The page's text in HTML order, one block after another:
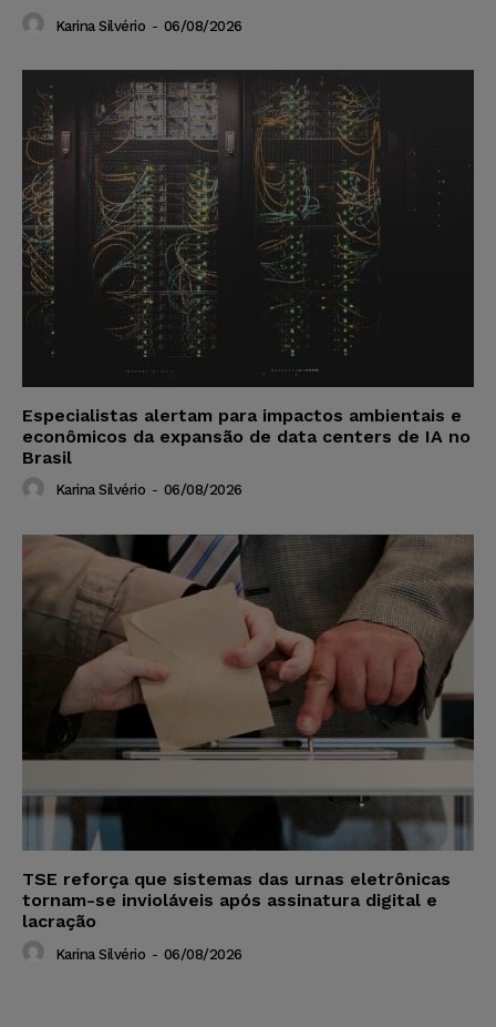
Karina Silvério - 06/08/2026
Especialistas alertam para impactos ambientais e
econômicos da expansão de data centers de IA no
Brasil
Karina Silvério - 06/08/2026
TSE reforça que sistemas das urnas eletrônicas
tornam-se invioláveis após assinatura digital e
lacração
Karina Silvério - 06/08/2026